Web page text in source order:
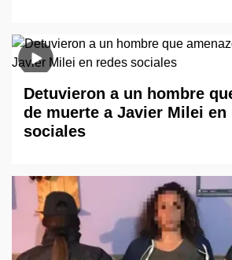
Detuvieron a un hombre
de muerte a Javier Milei en
sociales